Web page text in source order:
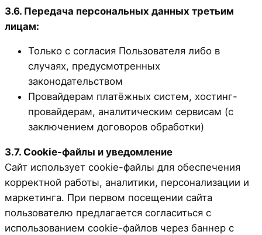
3.6. Передача персональных данных третьим
лицам:
Только с согласия Пользователя либо в
случаях, предусмотренных
законодательством
Провайдерам платёжных систем, хостинг-
провайдерам, аналитическим сервисам (с
заключением договоров обработки)
3.7. Cookie-файлы и уведомление
Сайт использует cookie-файлы для обеспечения
корректной работы, аналитики, персонализации и
маркетинга. При первом посещении сайта
пользователю предлагается согласиться с
использованием cookie-файлов через баннер с